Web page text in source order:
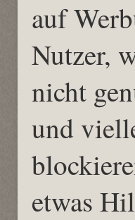
auf
Nutzer,
nicht
und
etwas